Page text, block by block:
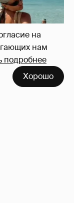
на
нам
подробнее
Хорошо